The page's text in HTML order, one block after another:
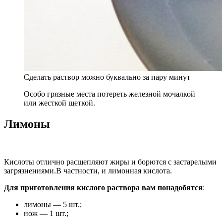
Сделать раствор можно буквально за пару минут
Особо грязные места потереть железной мочалкой
или жесткой щеткой.
Лимоны
Кислоты отлично расщепляют жиры и борются с застарелыми
загрязнениями.В частности, и лимонная кислота.
Для приготовления кислого раствора вам понадобятся:
лимоны — 5 шт.;
нож — 1 шт.;